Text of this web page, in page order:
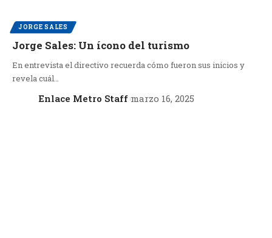
JORGE SALES
Jorge Sales: Un ícono del turismo
En entrevista el directivo recuerda cómo fueron sus inicios y
revela cuál…
Enlace Metro Staff marzo 16, 2025